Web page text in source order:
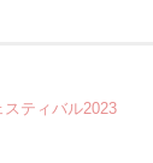
スティバル2023